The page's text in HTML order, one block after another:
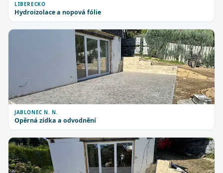
LIBERECKO
Hydroizolace a nopová fólie
JABLONEC N. N.
Opěrná zídka a odvodnění